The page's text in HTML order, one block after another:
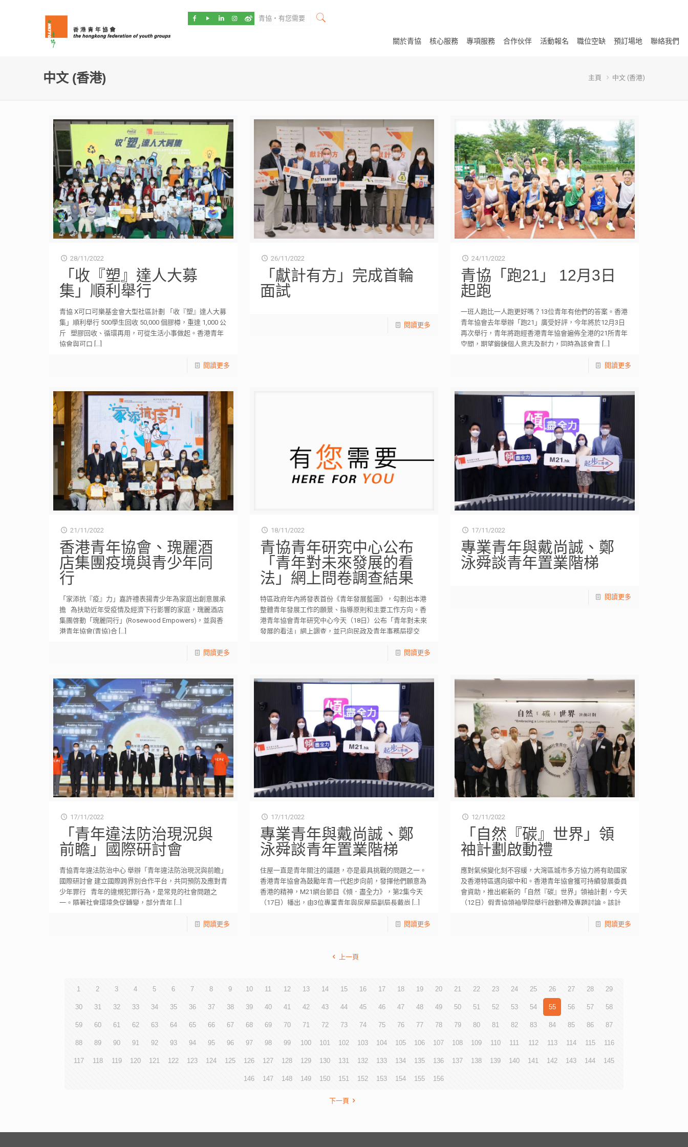
關於青協 核心服務 專項服務 合作伙伴 活動報名 職位空缺 預訂場地 聯絡我們
中文 (香港) 主頁 中文 (香港)
28/11/2022
「收『塑』達人大募
集」順利舉行
青協 X可口可樂基金會大型社區計劃 「收『塑』達人大募
集」順利舉行 500學生回收 50,000 個膠樽，重達 1,000 公
斤 塑膠回收、循環再用，可從生活小事做起。香港青年
協會與可口
閱讀更多
26/11/2022
「獻計有方」完成首輪
面試
閱讀更多
24/11/2022
青協「跑21」 12月3日
起跑
一班人跑比一人跑更好嗎？13位青年有他們的答案。香港
青年協會去年舉辦「跑21」廣受好評，今年將於12月3日
再次舉行，青年將跑經香港青年協會遍佈全港的21所青年
空間，期望鍛鍊個人意志及耐力，同時為該會青[…]
閱讀更多
21/11/2022
香港青年協會、瑰麗酒
店集團疫境與青少年同
行
「家添抗『疫』力」嘉許禮表揚青少年為家庭出創意展承
擔 為扶助近年受疫情及經濟下行影響的家庭，瑰麗酒店
集團啓動「瑰麗同行」(Rosewood Empowers)，並與香
港青年協會(青協)合[…]
閱讀更多
18/11/2022
青協青年研究中心公布
「青年對未來發展的看
法」網上問卷調查結果
特區政府年內將發表首份《青年發展藍圖》，勾劃出本港
整體青年發展工作的願景、指導原則和主要工作方向。香
港青年協會青年研究中心今天（18日）公布「青年對未來
發展的看法」網上調查，並已向民政及青年事務局提交
閱讀更多
17/11/2022
專業青年與戴尚誠、鄭
泳舜談青年置業階梯
閱讀更多
17/11/2022
「青年違法防治現況與
前瞻」國際研討會
青協青年違法防治中心 舉辦「青年違法防治現況與前瞻」
國際研討會 建立國際跨界別合作平台，共同預防及應對青
少年罪行 青年的違規犯罪行為，是常見的社會問題之
一。隨著社會環境急促轉變，部分青年[…]
閱讀更多
17/11/2022
專業青年與戴尚誠、鄭
泳舜談青年置業階梯
住屋一直是青年關注的議題，亦是最具挑戰的問題之一。
香港青年協會為鼓勵年青一代起步向前，發揮他們願意為
香港的精神，M21網台節目《傾．盡全力》，第2集今天
（17日）播出，由3位專業青年與房屋局副局長戴尚 […]
閱讀更多
12/11/2022
「自然『碳』世界」領
袖計劃啟動禮
應對氣候變化刻不容緩，大灣區城市多方協力將有助國家
及香港特區邁向碳中和。香港青年協會獲可持續發展委員
會資助，推出嶄新的「自然『碳』世界」領袖計劃，今天
（12日）假青協領袖學院舉行啟動禮及專題討論。該計
閱讀更多
上一頁
1 2 3 4 5 6 7 8 9 10 11 12 13 14 15 16 17 18 19 20 21 22 23 24 25 26 27 28 29
30 31 32 33 34 35 36 37 38 39 40 41 42 43 44 45 46 47 48 49 50 51 52 53 54 55 56 57 58
59 60 61 62 63 64 65 66 67 68 69 70 71 72 73 74 75 76 77 78 79 80 81 82 83 84 85 86 87
88 89 90 91 92 93 94 95 96 97 98 99 100 101 102 103 104 105 106 107 108 109 110 111 112 113 114 115 116
117 118 119 120 121 122 123 124 125 126 127 128 129 130 131 132 133 134 135 136 137 138 139 140 141 142 143 144 145
146 147 148 149 150 151 152 153 154 155 156
下一頁